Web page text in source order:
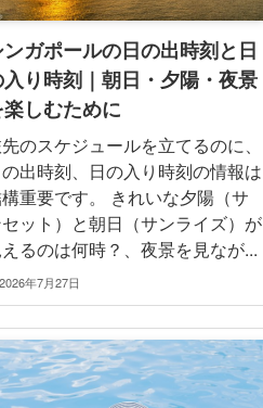
ンガポールの日の出時刻と日
り時刻｜朝日・夕陽・夜景
楽しむために
のスケジュールを立てるのに、
出時刻、日の入り時刻の情報は
重要です。 きれいな夕陽（サ
ット）と朝日（サンライズ）が
えるのは何時？、夜景を見なが...
2026年7月27日